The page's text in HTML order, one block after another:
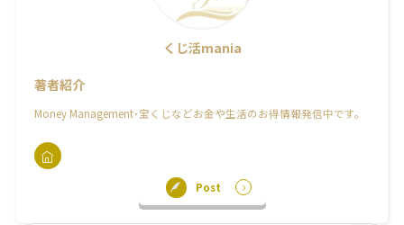
くじ活mania
著者紹介
Money Management･宝くじなどお金や生活のお得情報発信中です。
Post